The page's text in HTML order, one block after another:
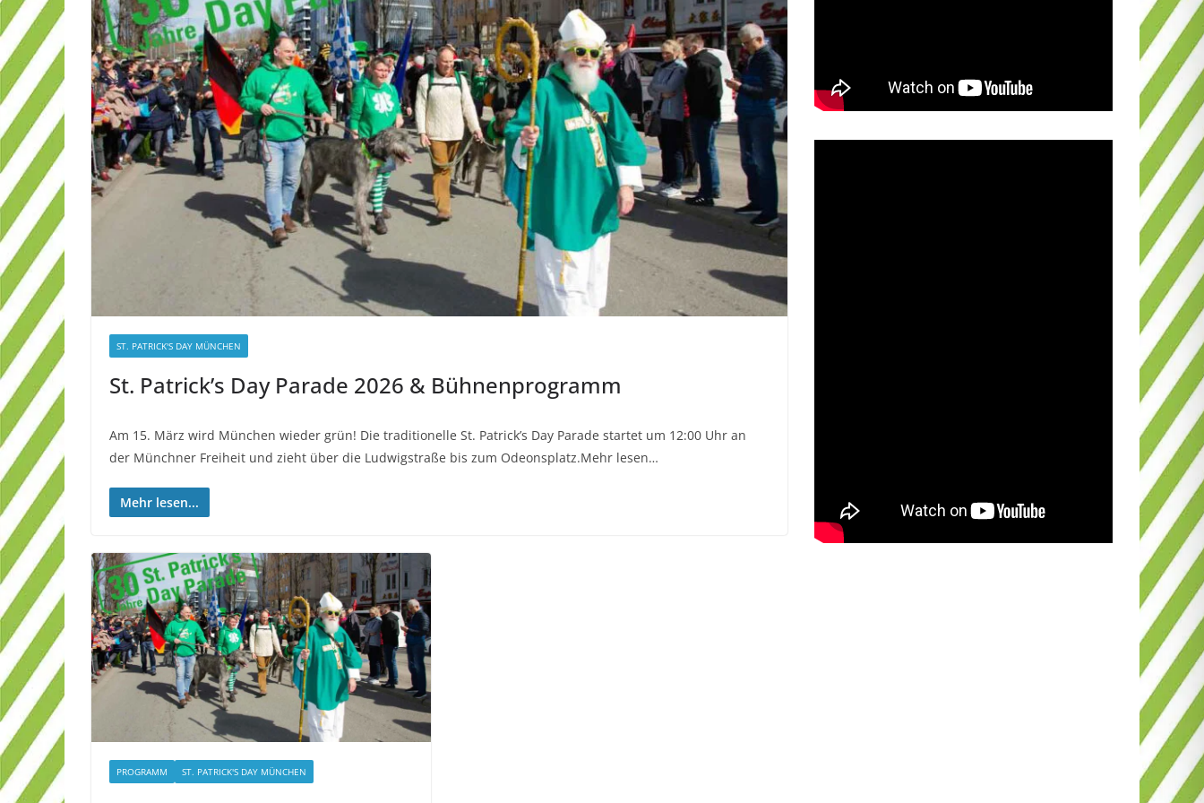
ST. PATRICK'S DAY MÜNCHEN
St. Patrick’s Day Parade 2026 & Bühnenprogramm
Am 15. März wird München wieder grün! Die traditionelle St. Patrick’s Day Parade startet um 12:00 Uhr an
der Münchner Freiheit und zieht über die Ludwigstraße bis zum Odeonsplatz.Mehr lesen…
Mehr lesen...
PROGRAMM ST. PATRICK'S DAY MÜNCHEN